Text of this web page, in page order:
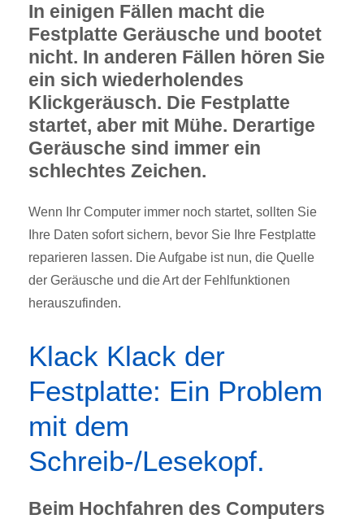
In einigen Fällen macht die
Festplatte Geräusche und bootet
nicht. In anderen Fällen hören Sie
ein sich wiederholendes
Klickgeräusch. Die Festplatte
startet, aber mit Mühe. Derartige
Geräusche sind immer ein
schlechtes Zeichen.
Wenn Ihr Computer immer noch startet, sollten Sie
Ihre Daten sofort sichern, bevor Sie Ihre Festplatte
reparieren lassen. Die Aufgabe ist nun, die Quelle
der Geräusche und die Art der Fehlfunktionen
herauszufinden.
Klack Klack der
Festplatte: Ein Problem
mit dem
Schreib-/Lesekopf.
Beim Hochfahren des Computers